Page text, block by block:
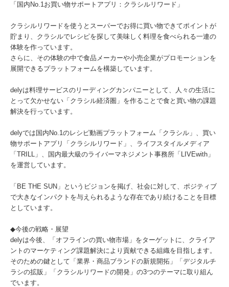
「国内No.1お買い物サポートアプリ：クラシルリワード」
クラシルリワードを使うとスーパーでお得に買い物できてポイントが
貯まり、クラシルでレシピを探して美味しく料理を食べられる一連の
体験を作っています。
さらに、その体験の中で食品メーカーや小売企業がプロモーションを
展開できるプラットフォームを構築しています。
delyは料理サービスのリーディングカンパニーとして、人々の生活に
とって欠かせない「クラシル経済圏」を作ることで食と買い物の課題
解決を行っています。
delyでは国内No.1のレシピ動画プラットフォーム「クラシル」、買い
物サポートアプリ「クラシルリワード」、ライフスタイルメディア
「TRILL」、国内最大級のライバーマネジメント事務所「LIVEwith」
を運営しています。
「BE THE SUN」というビジョンを掲げ、社会に対して、ポジティブ
で大きなインパクトを与えられるような存在であり続けることを目標
としています。
◆今後の戦略・展望
delyは今後、「オフラインの買い物市場」をターゲットに、クライア
ントのマーケティング課題解決により貢献できる組織を目指します。
そのための鍵として「業界・商品ブランドの新規開拓」「デジタルチ
ラシの拡販」「クラシルリワードの開発」の3つのテーマに取り組ん
でいます。